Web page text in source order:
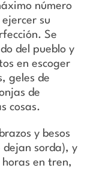
número
su
Se
del pueblo y
en escoger
geles de
de
cosas.
y besos
dejan sorda), y
en tren,